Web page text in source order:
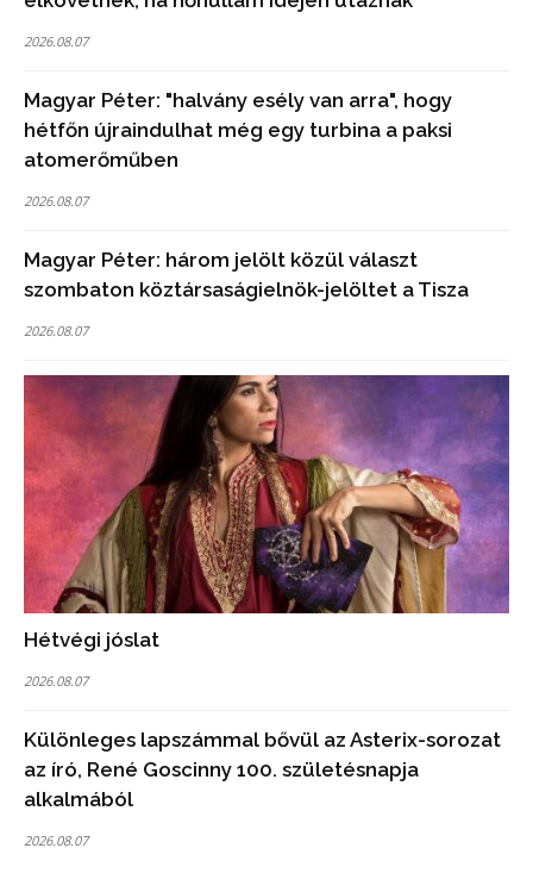
2026.08.07
Magyar Péter: "halvány esély van arra", hogy
hétfőn újraindulhat még egy turbina a paksi
atomerőműben
2026.08.07
Magyar Péter: három jelölt közül választ
szombaton köztársaságielnök-jelöltet a Tisza
2026.08.07
Hétvégi jóslat
2026.08.07
Különleges lapszámmal bővül az Asterix-sorozat
az író, René Goscinny 100. születésnapja
alkalmából
2026.08.07